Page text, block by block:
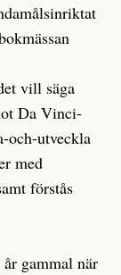
vill säga
Da Vinci-
och-utveckla
med
förstås
gammal när